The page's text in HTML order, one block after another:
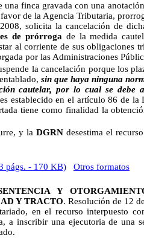
gravada con una anotación
de la Agencia Tributaria,
solicita la cancelación de
de prórrogade la medida
al corriente de sus obligaciones
por las Administraciones
la cancelación porque los
sin que haya ninguna
cautelar, por lo cual se debe
establecido en el artículo 86 de
tiene como finalidad la
y la DGRNdesestima el
págs. - 170 KB)
Otros formatos
Y
Y TRACTO. Resolución de 12
en el recurso interpuesto
a inscribir una ejecutoria de una